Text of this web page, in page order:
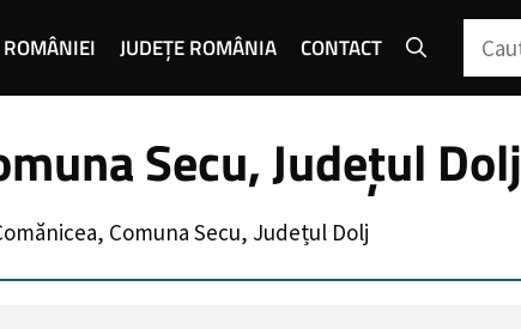
JUDEȚE ROMÂNIA CONTACT Caută
Secu, Județul Dolj
Comuna Secu, Județul Dolj